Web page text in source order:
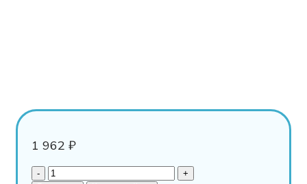
1 962 ₽